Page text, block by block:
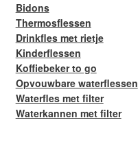
Bidons
Thermosflessen
Drinkfles met rietje
Kinderflessen
Koffiebeker to go
Opvouwbare waterflessen
Waterfles met filter
Waterkannen met filter